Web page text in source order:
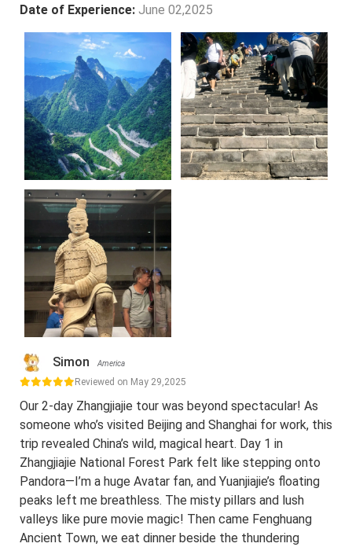
Date of Experience: June 02,2025
Simon America
Reviewed on May 29,2025
Our 2-day Zhangjiajie tour was beyond spectacular! As
someone who’s visited Beijing and Shanghai for work, this
trip revealed China’s wild, magical heart. Day 1 in
Zhangjiajie National Forest Park felt like stepping onto
Pandora—I’m a huge Avatar fan, and Yuanjiajie’s floating
peaks left me breathless. The misty pillars and lush
valleys like pure movie magic! Then came Fenghuang
Ancient Town, we eat dinner beside the thundering